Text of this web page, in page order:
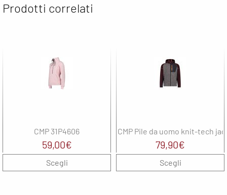
Prodotti correlati
CMP 31P4606
59,00€
Scegli
CMP Pile da uomo knit-tech
79,90€
Scegli